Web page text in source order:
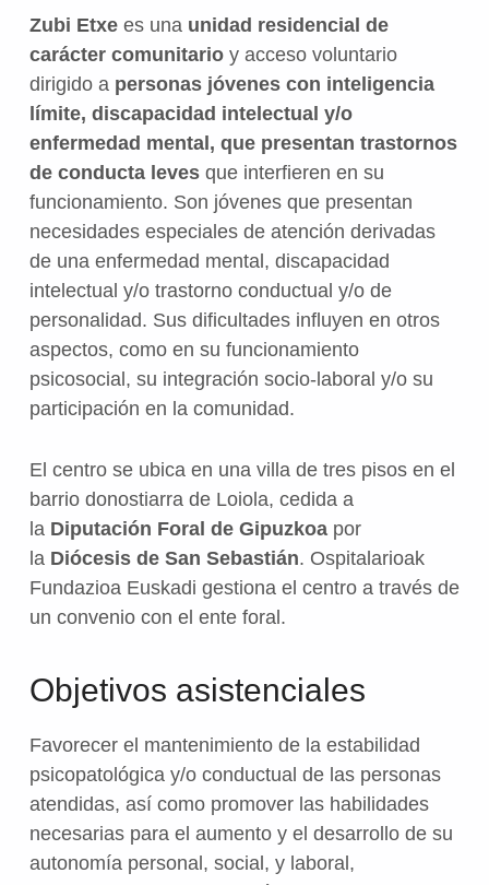
Zubi Etxees una unidad residencial de
carácter comunitarioy acceso voluntario
dirigido a personas jóvenes con inteligencia
límite, discapacidad intelectual y/o
enfermedad mental, que presentan trastornos
de conducta levesque interfieren en su
funcionamiento. Son jóvenes que presentan
necesidades especiales de atención derivadas
de una enfermedad mental, discapacidad
intelectual y/o trastorno conductual y/o de
personalidad. Sus dificultades influyen en otros
aspectos, como en su funcionamiento
psicosocial, su integración socio-laboral y/o su
participación en la comunidad.
El centro se ubica en una villa de tres pisos en el
barrio donostiarra de Loiola, cedida a
la Diputación Foral de Gipuzkoapor
la Diócesis de San Sebastián. Ospitalarioak
Fundazioa Euskadi gestiona el centro a través de
un convenio con el ente foral.
Objetivos asistenciales
Favorecer el mantenimiento de la estabilidad
psicopatológica y/o conductual de las personas
atendidas, así como promover las habilidades
necesarias para el aumento y el desarrollo de su
autonomía personal, social, y laboral,